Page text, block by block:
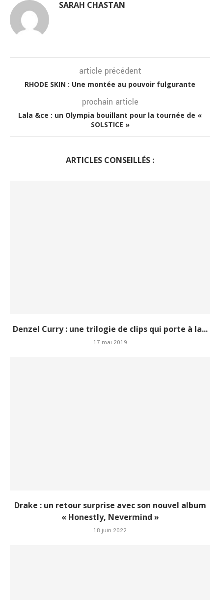
SARAH CHASTAN
article précédent
RHODE SKIN : Une montée au pouvoir fulgurante
prochain article
Lala &ce : un Olympia bouillant pour la tournée de «
SOLSTICE »
ARTICLES CONSEILLÉS :
Denzel Curry : une trilogie de clips qui porte à la...
17 mai 2019
Drake : un retour surprise avec son nouvel album
« Honestly, Nevermind »
18 juin 2022